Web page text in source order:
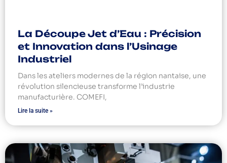
La Découpe Jet d’Eau : Précision
et Innovation dans l’Usinage
Industriel
Dans les ateliers modernes de la région nantaise, une
révolution silencieuse transforme l’industrie
manufacturière. COMEFI,
Lire la suite »